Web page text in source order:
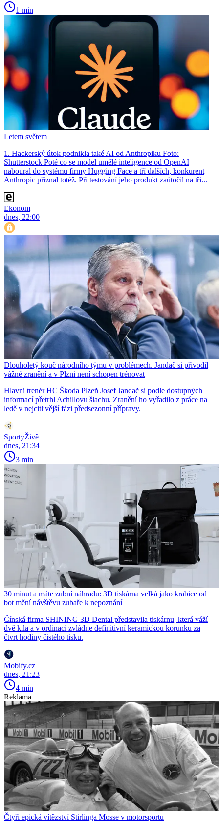
1 min
Letem světem
1. Hackerský útok podnikla také AI od Anthropiku Foto:
Shutterstock Poté co se model umělé inteligence od OpenAI
naboural do systému firmy Hugging Face a tří dalších, konkurent
Anthro­pic přiznal totéž. Při testování jeho produkt zaútočil na tři...
Ekonom
dnes, 22:00
Dlouholetý kouč národního týmu v problémech. Jandač si přivodil
vážné zranění a v Plzni není schopen trénovat
Hlavní trenér HC Škoda Plzeň Josef Jandač si podle dostupných
informací přetrhl Achillovu šlachu. Zranění ho vyřadilo z práce na
ledě v nejcitlivější fázi předsezonní přípravy.
SportyŽivě
dnes, 21:34
3 min
30 minut a máte zubní náhradu: 3D tiskárna velká jako krabice od
bot mění návštěvu zubaře k nepoznání
Čínská firma SHINING 3D Dental představila tiskárnu, která váží
dvě kila a v ordinaci zvládne definitivní keramickou korunku za
čtvrt hodiny čistého tisku.
Mobify.cz
dnes, 21:23
4 min
Reklama
Čtyři epická vítězství Stirlinga Mosse v motorsportu